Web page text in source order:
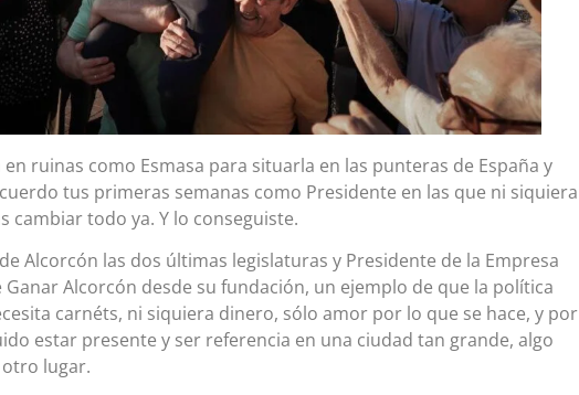
ruinas como Esmasa para situarla en las punteras de España y
tus primeras semanas como Presidente en las que ni siquiera
todo ya. Y lo conseguiste.
Alcorcón las dos últimas legislaturas y Presidente de la Empresa
Alcorcón desde su fundación, un ejemplo de que la política
carnéts, ni siquiera dinero, sólo amor por lo que se hace, y por
estar presente y ser referencia en una ciudad tan grande, algo
lugar.